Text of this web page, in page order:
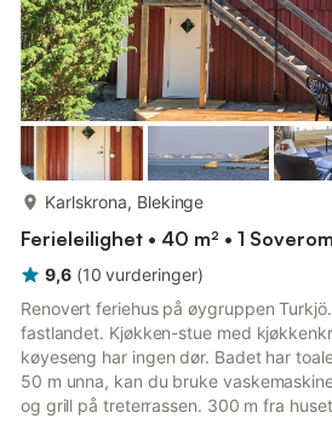
Karlskrona, Blekinge
Ferieleilighet • 40 m² • 1 Soverom
9,6 (10 vurderinger)
Renovert feriehus på øygruppen
fastlandet. Kjøkken-stue med
køyeseng har ingen dør. Badet har
50 m unna, kan du bruke
og grill på treterrassen. 300 m fra